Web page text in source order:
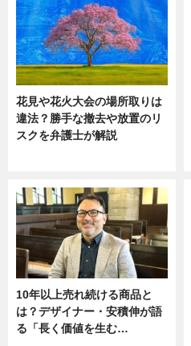
花見や花火大会の場所取りは
違法？勝手な撤去や放置のリ
スクを弁護士が解説
10年以上売れ続ける商品と
は？デザイナー・安積伸が語
る「長く価値を生む…